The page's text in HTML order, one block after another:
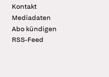
Kontakt
Mediadaten
Abo kündigen
RSS-Feed